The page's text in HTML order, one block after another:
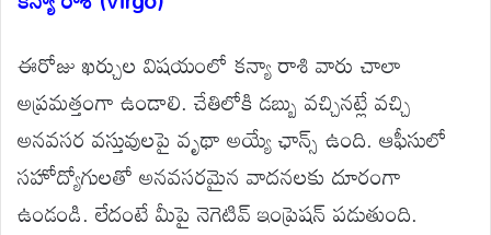
ఈరోజు ఖర్చుల విషయంలో కన్యా రాశి వారు చాలా
అప్రమత్తంగా ఉండాలి. చేతిలోకి డబ్బు వచ్చినట్లే వచ్చి
అనవసర వస్తువులపై వృథా అయ్యే ఛాన్స్ ఉంది. ఆఫీసులో
సహోద్యోగులతో అనవసరమైన వాదనలకు దూరంగా
ఉండండి. లేదంటే మీపై నెగెటివ్ ఇంప్రెషన్ పడుతుంది.